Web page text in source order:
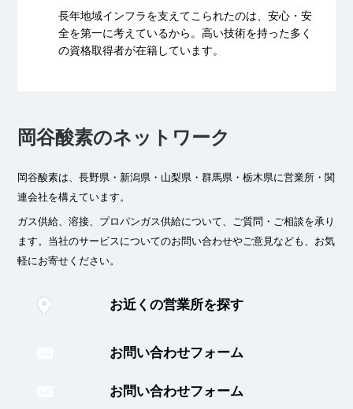
長年地域インフラを支えてこられたのは、安心・安
全を第一に考えているから。高い技術を持った多く
の資格取得者が在籍しています。
岡谷酸素のネットワーク
岡谷酸素は、長野県・新潟県・山梨県・群馬県・栃木県に営業所・関
連会社を構えています。
ガス供給、溶接、プロパンガス供給について、ご質問・ご相談を承り
ます。 当社のサービスについてのお問い合わせやご意見なども、お気
軽にお寄せください。
お近くの営業所を探す
お問い合わせフォーム
お問い合わせフォーム